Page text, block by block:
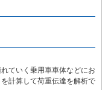
ていく乗用車車体などにお
計算して荷重伝達を解析で